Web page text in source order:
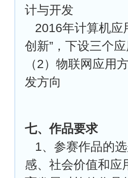
计与开发
2016年计算机应
创新”，下设三个
（2）物联网应用
发方向
七、作品要求
1、参赛作品的
感、社会价值和应